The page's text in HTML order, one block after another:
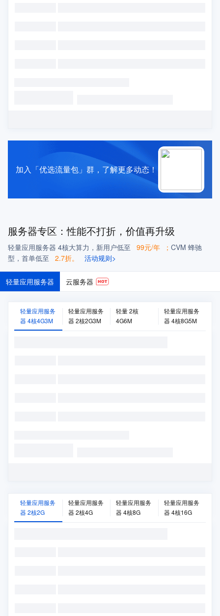
加入「优选流量包」群，了解更多动态！
服务器专区：性能不打折，价值再升级
轻量应用服务器 4核大算力，新用户低至 99元/年 ； CVM 蜂驰
型 ， 首单低至 2.7折。 活动规则>
轻量应用服务器 云服务器
轻量应用服务
器 4核4G3M
轻量应用服务
器 2核2G3M
轻量 2核
4G6M
轻量应用服务
器 4核8G5M
轻量应用服务
器 2核2G
轻量应用服务
器 2核4G
轻量应用服务
器 4核8G
轻量应用服务
器 4核16G